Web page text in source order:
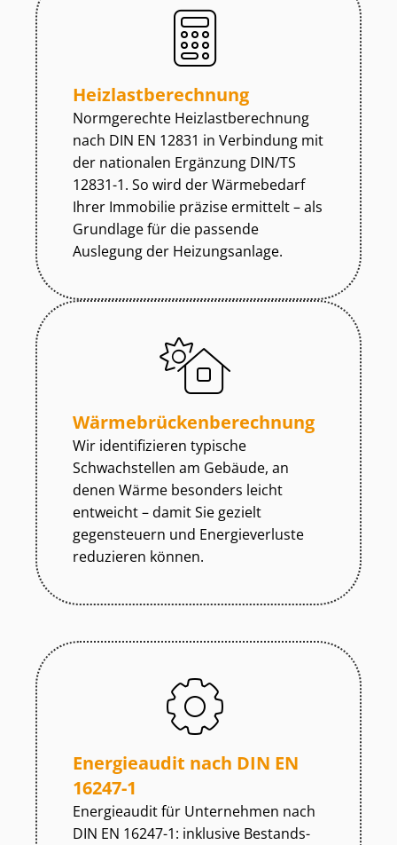
Heiz­last­be­rech­nung
Normgerechte Heiz­last­be­rech­nung
nach DIN EN 12831 in Verbindung mit
der nationalen Ergänzung DIN/TS
12831-1. So wird der Wärmebedarf
Ihrer Immobilie präzise ermittelt – als
Grundlage für die passende
Auslegung der Heizungsanlage.
Wär­me­brü­cken­be­rech­nung
Wir identifizieren typische
Schwachstellen am Gebäude, an
denen Wärme besonders leicht
entweicht – damit Sie gezielt
gegensteuern und Energieverluste
reduzieren können.
Energieaudit nach DIN EN
16247-1
Energieaudit für Unternehmen nach
DIN EN 16247-1: inklusive Be­stands­